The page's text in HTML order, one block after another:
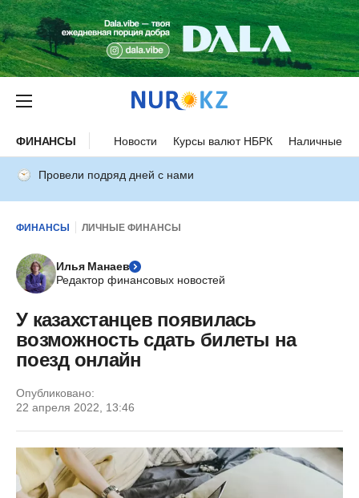
ФИНАНСЫ Новости Курсы валют НБРК Наличные
Провели подряд дней с нами
ФИНАНСЫ ЛИЧНЫЕ ФИНАНСЫ
Илья Манаев
Редактор финансовых новостей
У казахстанцев появилась
возможность сдать билеты на
поезд онлайн
Опубликовано:
22 апреля 2022, 13:46